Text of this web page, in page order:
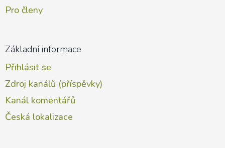
Pro členy
Základní informace
Přihlásit se
Zdroj kanálů (příspěvky)
Kanál komentářů
Česká lokalizace